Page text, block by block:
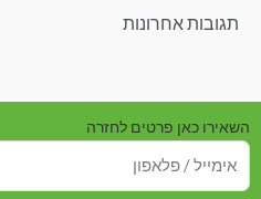
תגובות אחרונות
השאירו כאן פרטים לחזרה